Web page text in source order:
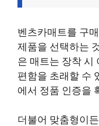
벤츠카매트를 구
제품을 선택하는
은 매트는 장착 시
편함을 초래할 수
에서 정품 인증을
더불어 맞춤형이